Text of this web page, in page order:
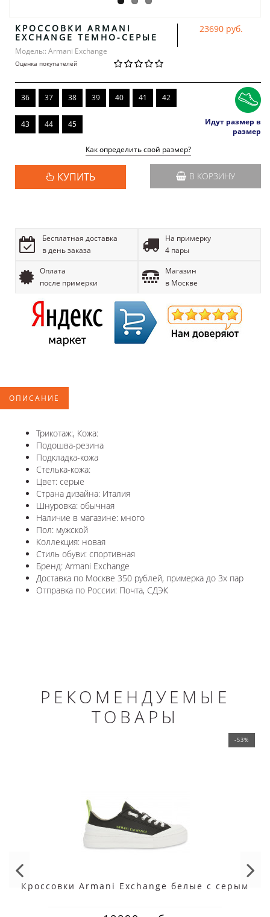
КРОССОВКИ ARMANI
EXCHANGE ТЕМНО-СЕРЫЕ
Модель:: Armani Exchange
Оценка покупателей
23690 руб.
36 37 38 39 40 41 42
43 44 45
Идут размер в
размер
Как определить свой размер?
КУПИТЬ В КОРЗИНУ
Бесплатная доставка
в день заказа
На примерку
4 пары
Оплата
после примерки
Магазин
в Москве
ОПИСАНИЕ
Трикотаж:, Кожа:
Подошва-резина
Подкладка-кожа
Стелька-кожа:
Цвет: серые
Страна дизайна: Италия
Шнуровка: обычная
Наличие в магазине: много
Пол: мужской
Коллекция: новая
Стиль обуви: спортивная
Бренд: Armani Exchange
Доставка по Москве 350 рублей, примерка до 3х пар
Отправка по России: Почта, СДЭК
РЕКОМЕНДУЕМЫЕ
ТОВАРЫ
-53%
Кроссовки Armani Exchange белые с серым